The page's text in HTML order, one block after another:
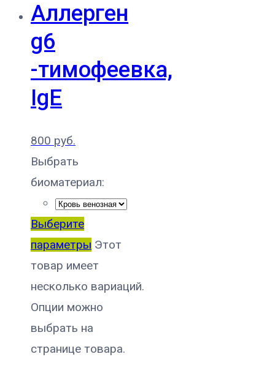
Аллерген
g6
-тимофеевка,
IgE
800 руб.
Выбрать
биоматериал:
Выберите
параметры Этот
товар имеет
несколько вариаций.
Опции можно
выбрать на
странице товара.